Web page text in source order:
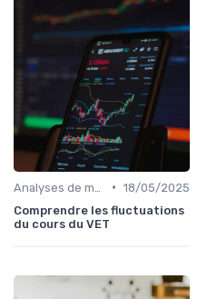
• 18/05/2025
Comprendre les fluctuations
du cours du VET